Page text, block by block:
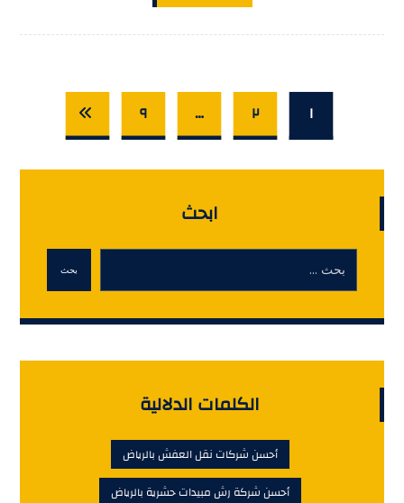
١ ٢ … ٩
ابحث
بحث
الكلمات الدلالية
أحسن شركات نقل العفش بالرياض
أحسن شركة رش مبيدات حشرية بالرياض